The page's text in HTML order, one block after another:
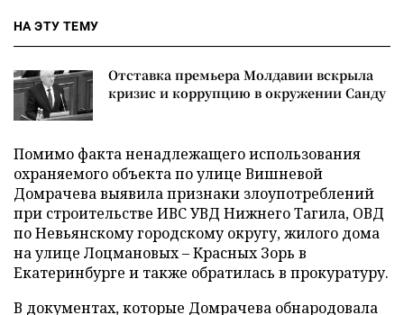
НА ЭТУ ТЕМУ
Отставка премьера Молдавии вскрыла
кризис и коррупцию в окружении Санду
Помимо факта ненадлежащего использования
охраняемого объекта по улице Вишневой
Домрачева выявила признаки злоупотреблений
при строительстве ИВС УВД Нижнего Тагила, ОВД
по Невьянскому городскому округу, жилого дома
на улице Лоцмановых – Красных Зорь в
Екатеринбурге и также обратилась в прокуратуру.
В документах, которые Домрачева обнародовала